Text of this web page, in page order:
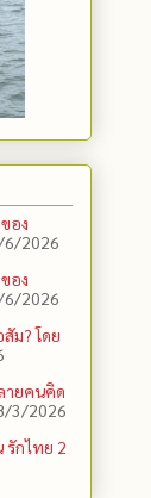
อง
6/2026
อง
6/2026
ม? โดย
ายคนคิด
3/2026
รักไทย 2